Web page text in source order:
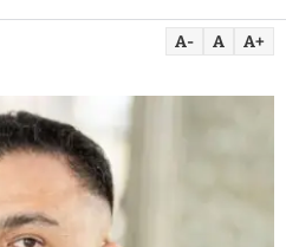
A- A A+